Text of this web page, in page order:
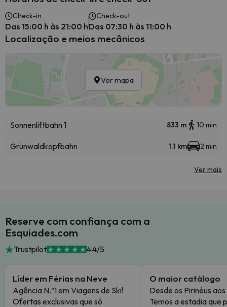
Check-in
Das 15:00 h às 21:00 h
Check-out
Das 07:30 h às 11:00 h
Localização e meios mecânicos
Ver mapa
Sonnenliftbahn 1 833 m 10 min
Grünwaldkopfbahn 1.1 km 2 min
Ver mais
Reserve com confiança com a
Esquiades.com
Trustpilot 4.4/5
Líder em Férias na Neve
Agência N.º1 em Viagens de Ski!
Ofertas exclusivas que só
O maior catálogo
Desde os Pirinéus
Temos a estadia que